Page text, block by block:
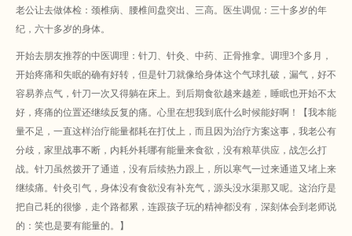
老公让去做体检：颈椎病、腰椎间盘突出、三高。医生调侃：三十多岁的年
纪，六十多岁的身体。
开始去朋友推荐的中医调理：针刀、针灸、中药、正骨推拿。调理3个多月，
开始疼痛和失眠的确有好转，但是针刀就像给身体这个气球扎破，漏气，好不
容易养点气，针刀一次又得躺在床上。到后期食欲越来越差，睡眠也开始不太
好，疼痛的位置还继续反复的痛。心里在想我到底什么时候能好啊！【我本能
量不足，一直这样治疗能量都耗在打仗上，而且因为治疗方案这事，我老公有
分歧，家里战事不断，内耗外耗哪有能量来食欲，没有粮草供应，战怎么打
战。针刀虽然拨开了通道，没有后续热力跟上，所以寒气一过来通道又堵上来
继续痛。针灸引气，身体没有食欲没有补充气，源头没水渠那又呢。这治疗是
把自己耗的很惨，走个路都累，连跟孩子玩的精神都没有，深刻体会到老师说
的：笑也是要有能量的。】